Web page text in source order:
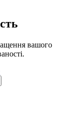
вашого